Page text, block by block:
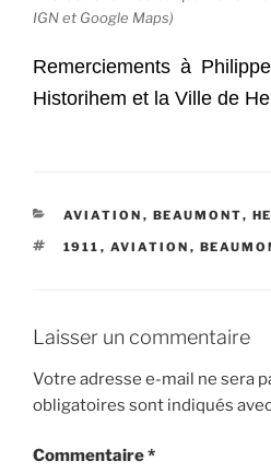
IGN et Google Maps)
Remerciements à
Historihem et la Ville de
CATÉGORIES
AVIATION , BEAUMONT,
ÉTIQUETTES
1911 , AVIATION ,
Laisser un commentaire
Votre adresse e-mail ne sera
obligatoires sont indiqués
Commentaire*